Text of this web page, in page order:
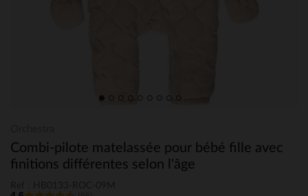
Combi-pilote matelassée pour bébé fille avec
finitions différentes selon l'âge